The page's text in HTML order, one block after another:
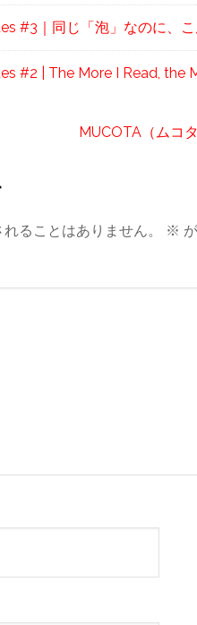
#3｜同じ「泡」なのに、
#2 | The More I Read, the
次
MUCOTA（ムコ
ることはありません。 ※